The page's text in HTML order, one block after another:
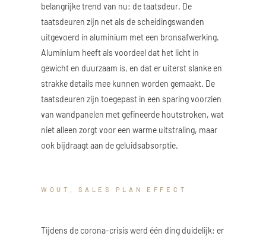
belangrijke trend van nu: de taatsdeur. De
taatsdeuren zijn net als de scheidingswanden
uitgevoerd in aluminium met een bronsafwerking.
Aluminium heeft als voordeel dat het licht in
gewicht en duurzaam is, en dat er uiterst slanke en
strakke details mee kunnen worden gemaakt. De
taatsdeuren zijn toegepast in een sparing voorzien
van wandpanelen met gefineerde houtstroken, wat
niet alleen zorgt voor een warme uitstraling, maar
ook bijdraagt aan de geluidsabsorptie.
WOUT, SALES PLAN EFFECT
Tijdens de corona-crisis werd één ding duidelijk: er